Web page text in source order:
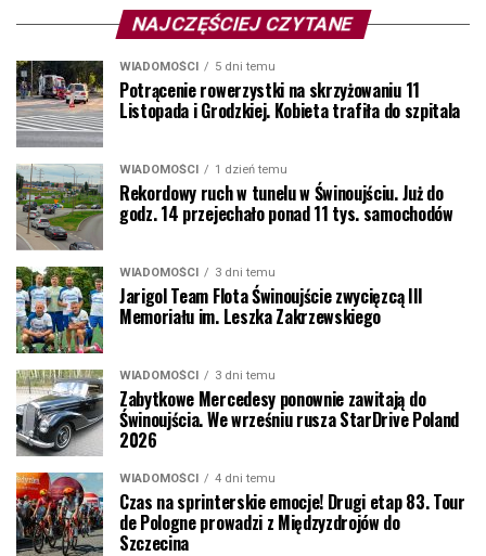
NAJCZĘŚCIEJ CZYTANE
WIADOMOŚCI 5 dni temu
Potrącenie rowerzystki na skrzyżowaniu 11
Listopada i Grodzkiej. Kobieta trafiła do szpitala
WIADOMOŚCI 1 dzień temu
Rekordowy ruch w tunelu w Świnoujściu. Już do
godz. 14 przejechało ponad 11 tys. samochodów
WIADOMOŚCI 3 dni temu
Jarigol Team Flota Świnoujście zwycięzcą III
Memoriału im. Leszka Zakrzewskiego
WIADOMOŚCI 3 dni temu
Zabytkowe Mercedesy ponownie zawitają do
Świnoujścia. We wrześniu rusza StarDrive Poland
2026
WIADOMOŚCI 4 dni temu
Czas na sprinterskie emocje! Drugi etap 83. Tour
de Pologne prowadzi z Międzyzdrojów do
Szczecina